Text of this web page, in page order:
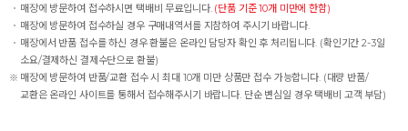
매장에 방문하여 접수하시면 택배비 무료입니다. (단품 기준 10개 미만에 한함)
매장에 방문하여 접수하실 경우 구매내역서를 지참하여 주시기 바랍니다.
매장에서 반품 접수를 하신 경우 환불은 온라인 담당자 확인 후 처리됩니다. (확인기간 2-3일
소요/결제하신 결제수단으로 환불)
매장에 방문하여 반품/교환 접수 시 최대 10개 미만 상품만 접수 가능합니다. (대량 반품/
교환은 온라인 사이트를 통해서 접수해주시기 바랍니다. 단순 변심일 경우 택배비 고객 부담)